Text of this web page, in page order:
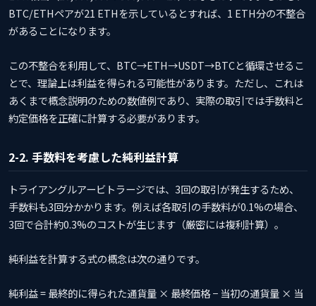
BTC/ETHペアが21 ETHを示しているとすれば、1 ETH分の不整合
があることになります。
この不整合を利用して、BTC→ETH→USDT→BTCと循環させるこ
とで、理論上は利益を得られる可能性があります。ただし、これは
あくまで概念説明のための数値例であり、実際の取引では手数料と
約定価格を正確に計算する必要があります。
2-2. 手数料を考慮した純利益計算
トライアングルアービトラージでは、3回の取引が発生するため、
手数料も3回分かかります。例えば各取引の手数料が0.1%の場合、
3回で合計約0.3%のコストが生じます（厳密には複利計算）。
純利益を計算する式の概念は次の通りです。
純利益 = 最終的に得られた通貨量 × 最終価格 − 当初の通貨量 × 当